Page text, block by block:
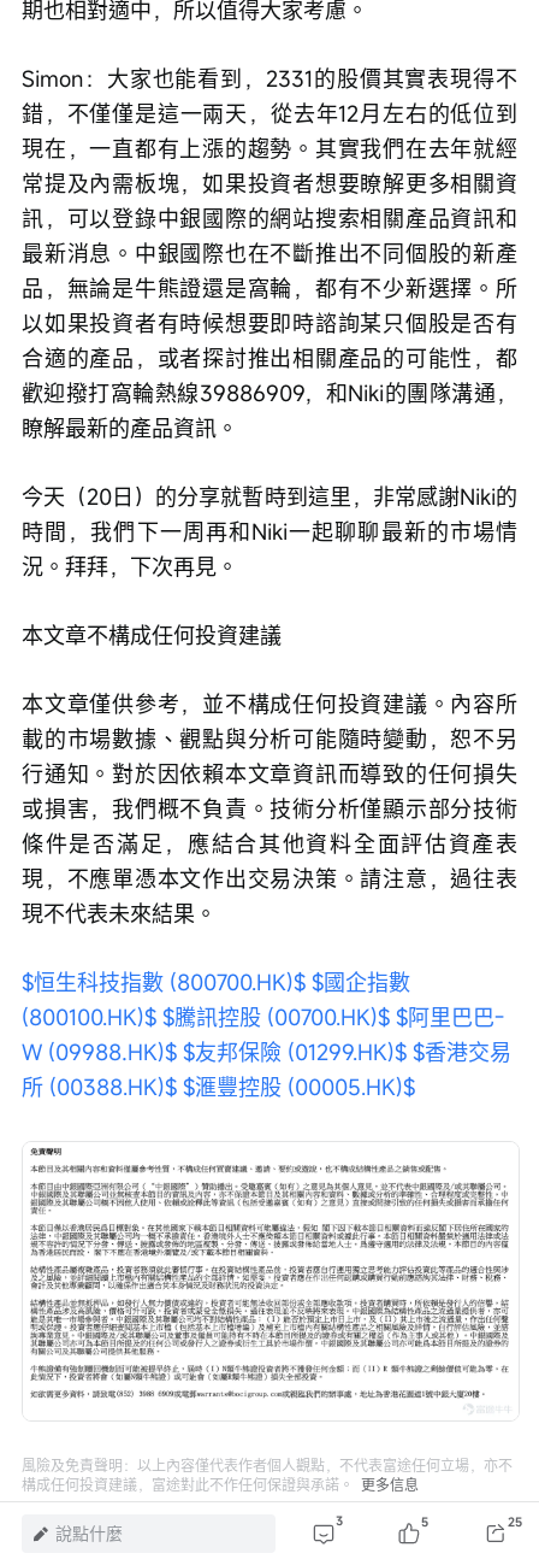
期也相對適中，所以值得大家考慮。
Simon：大家也能看到，2331的股價其實表現得不
錯，不僅僅是這一兩天，從去年12月左右的低位到
現在，一直都有上漲的趨勢。其實我們在去年就經
常提及內需板塊，如果投資者想要瞭解更多相關資
訊，可以登錄中銀國際的網站搜索相關產品資訊和
最新消息。中銀國際也在不斷推出不同個股的新產
品，無論是牛熊證還是窩輪，都有不少新選擇。所
以如果投資者有時候想要即時諮詢某只個股是否有
合適的產品，或者探討推出相關產品的可能性，都
歡迎撥打窩輪熱線39886909，和Niki的團隊溝通，
瞭解最新的產品資訊。
今天（20日）的分享就暫時到這里，非常感謝Niki的
時間，我們下一周再和Niki一起聊聊最新的市場情
況。拜拜，下次再見。
本文章不構成任何投資建議
本文章僅供參考，並不構成任何投資建議。內容所
載的市場數據、觀點與分析可能隨時變動，恕不另
行通知。對於因依賴本文章資訊而導致的任何損失
或損害，我們概不負責。技術分析僅顯示部分技術
條件是否滿足，應結合其他資料全面評估資產表
現，不應單憑本文作出交易決策。請注意，過往表
現不代表未來結果。
$恒生科技指數 (800700.HK)$ $國企指數
(800100.HK)$ $騰訊控股 (00700.HK)$ $阿里巴巴-
W (09988.HK)$ $友邦保險 (01299.HK)$ $香港交易
所 (00388.HK)$ $滙豐控股 (00005.HK)$
風險及免責聲明：以上內容僅代表作者個人觀點，不代表富途任何立場，亦不
構成任何投資建議，富途對此不作任何保證與承諾。
更多信息
5
說點什麼
3 5 25